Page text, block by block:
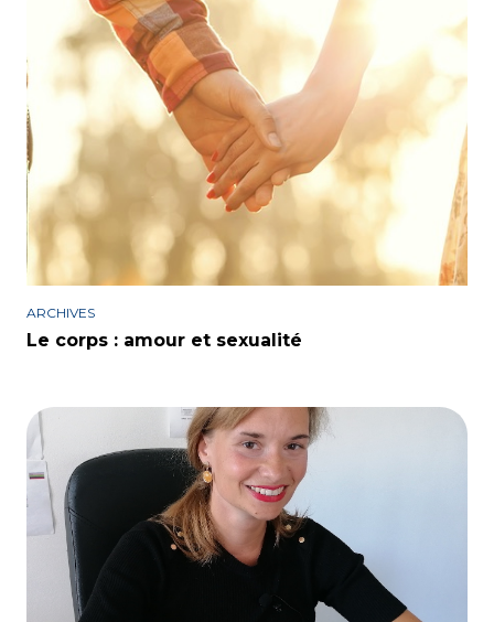
ARCHIVES
Le corps : amour et sexualité